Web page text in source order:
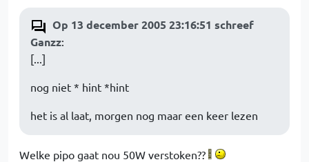
Op 13 december 2005 23:16:51 schreef
Ganzz:
[...]
nog niet * hint *hint
het is al laat, morgen nog maar een keer lezen
Welke pipo gaat nou 50W verstoken??